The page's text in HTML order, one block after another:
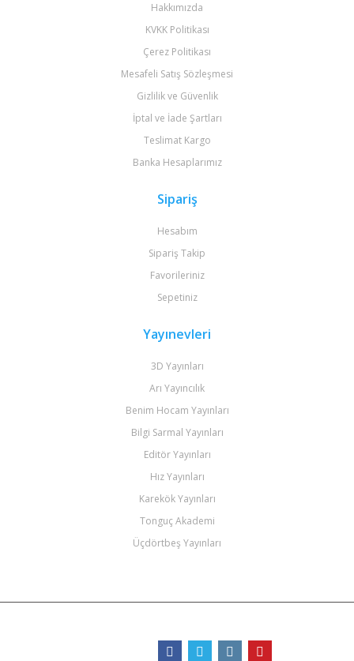
Hakkımızda
KVKK Politikası
Çerez Politikası
Mesafeli Satış Sözleşmesi
Gizlilik ve Güvenlik
İptal ve İade Şartları
Teslimat Kargo
Banka Hesaplarımız
Sipariş
Hesabım
Sipariş Takip
Favorileriniz
Sepetiniz
Yayınevleri
3D Yayınları
Arı Yayıncılık
Benim Hocam Yayınları
Bilgi Sarmal Yayınları
Editör Yayınları
Hız Yayınları
Karekök Yayınları
Tonguç Akademi
Üçdörtbeş Yayınları